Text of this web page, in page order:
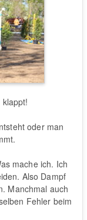
oder man
mache ich. Ich
Also Dampf
Manchmal auch
Fehler beim